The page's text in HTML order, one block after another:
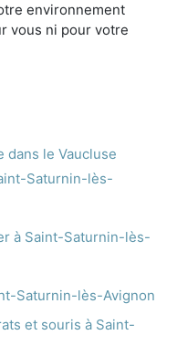
environnement
vous ni pour votre
dans le Vaucluse
Saturnin-lès-
à Saint-Saturnin-lès-
Saturnin-lès-Avignon
et souris à Saint-